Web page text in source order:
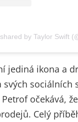
by Taylor Swift
jediná ikona a
sociálních
očekává,
Celý